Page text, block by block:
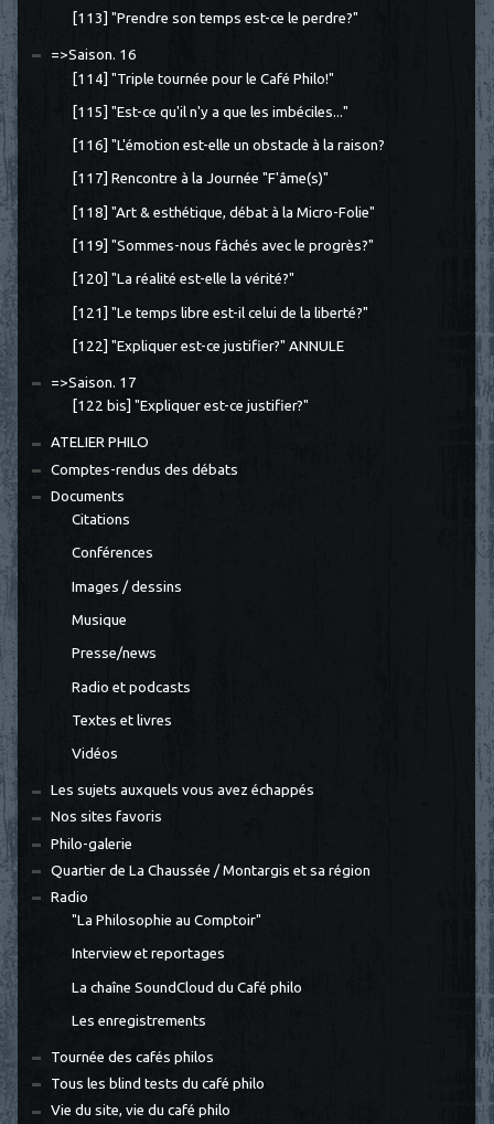
[113] "Prendre son temps est-ce le perdre?"
=>Saison. 16
[114] "Triple tournée pour le Café Philo!"
[115] "Est-ce qu'il n'y a que les imbéciles..."
[116] "L'émotion est-elle un obstacle à la raison?
[117] Rencontre à la Journée "F'âme(s)"
[118] "Art & esthétique, débat à la Micro-Folie"
[119] "Sommes-nous fâchés avec le progrès?"
[120] "La réalité est-elle la vérité?"
[121] "Le temps libre est-il celui de la liberté?"
[122] "Expliquer est-ce justifier?" ANNULE
=>Saison. 17
[122 bis] "Expliquer est-ce justifier?"
ATELIER PHILO
Comptes-rendus des débats
Documents
Citations
Conférences
Images / dessins
Musique
Presse/news
Radio et podcasts
Textes et livres
Vidéos
Les sujets auxquels vous avez échappés
Nos sites favoris
Philo-galerie
Quartier de La Chaussée / Montargis et sa région
Radio
"La Philosophie au Comptoir"
Interview et reportages
La chaîne SoundCloud du Café philo
Les enregistrements
Tournée des cafés philos
Tous les blind tests du café philo
Vie du site, vie du café philo